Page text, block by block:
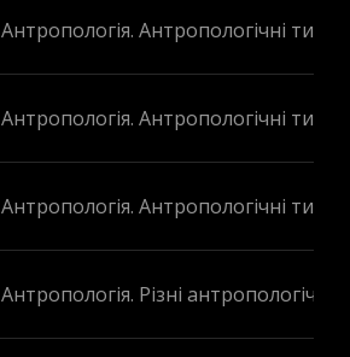
Антропологія. Антропологічні типи
Антропологія. Антропологічні
Антропологія. Антропологічні
Антропологія. Різні антропологічні